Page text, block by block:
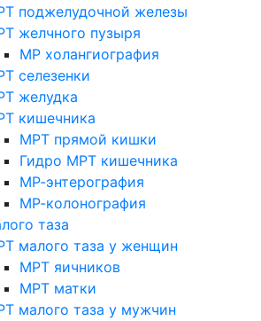
поджелудочной железы
желчного пузыря
МР холангиография
селезенки
желудка
кишечника
МРТ прямой кишки
Гидро МРТ кишечника
МР-энтерография
МР-колонография
таза
малого таза у женщин
МРТ яичников
МРТ матки
малого таза у мужчин